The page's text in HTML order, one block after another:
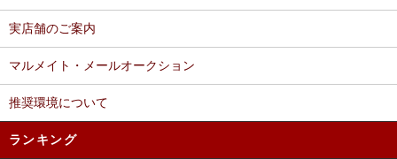
実店舗のご案内
マルメイト・メールオークション
推奨環境について
ランキング